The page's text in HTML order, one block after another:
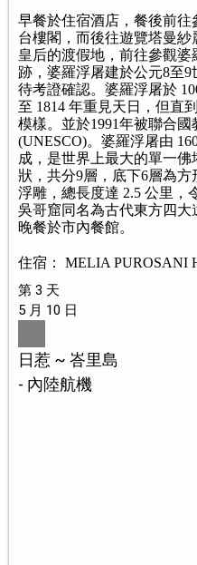
早餐於住宿酒店，餐後前
台樓閣，而後往遊覽塔曼
皇后的渡假地，前往參觀
跡，婆羅浮屠建於公元8至
待考證確認。婆羅浮屠於
至 1814 年重見天日，但直
模樣。並於1991年被聯合
(UNESCO)。婆羅浮屠由
成，是世界上最大的單一
狀，共分9層，底下6層為
浮雕，總長度達 2.5 公里，
吳哥窟同名為古代東方四大
晚餐於市內餐館。
住宿： MELIA
第 3 天
5 月 10 日
日惹 ~ 峇里島
- 內陸航機